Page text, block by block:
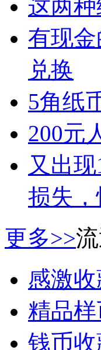
这两
有现
兑换
5角纸
200元
又出
损失
更多>>
感激
精品
钱币